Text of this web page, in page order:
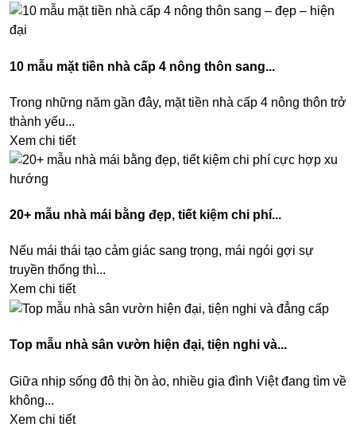
10 mẫu mặt tiền nhà cấp 4 nông thôn sang...
Trong những năm gần đây, mặt tiền nhà cấp 4 nông thôn trở
thành yếu...
Xem chi tiết
20+ mẫu nhà mái bằng đẹp, tiết kiệm chi phí...
Nếu mái thái tạo cảm giác sang trọng, mái ngói gợi sự
truyền thống thì...
Xem chi tiết
Top mẫu nhà sân vườn hiện đại, tiện nghi và...
Giữa nhịp sống đô thị ồn ào, nhiều gia đình Việt đang tìm về
không...
Xem chi tiết